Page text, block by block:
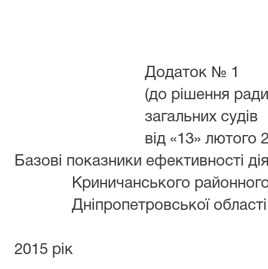
Додаток № 1
(до рішення
загальних судів
від «13»
Базові показники ефективності
Криничанського
Дніпропетровської області
2015 рік